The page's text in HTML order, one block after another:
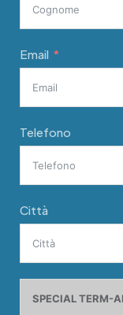
Email
Telefono
Città